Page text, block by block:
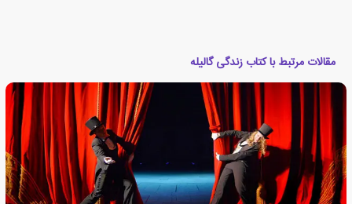
مقالات مرتبط با کتاب زندگی گالیله